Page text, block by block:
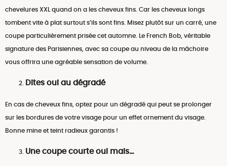
chevelures XXL quand on a les cheveux fins. Car les cheveux longs
tombent vite à plat surtout s’ils sont fins. Misez plutôt sur un carré, une
coupe particulièrement prisée cet automne. Le French Bob, véritable
signature des Parisiennes, avec sa coupe au niveau de la mâchoire
vous offrira une agréable sensation de volume.
Dites oui au dégradé
En cas de cheveux fins, optez pour un dégradé qui peut se prolonger
sur les bordures de votre visage pour un effet ornement du visage.
Bonne mine et teint radieux garantis !
Une coupe courte oui mais…